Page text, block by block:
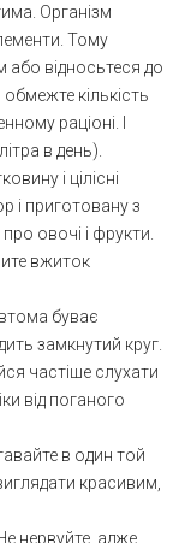
Організм
Тому
або відносьтеся до
кількість
раціоні. І
в день).
і цілісні
і приготовану з
овочі і фрукти.
вжиток
буває
замкнутий круг.
частіше слухати
від поганого
в один той
красивим,
нервуйте, адже